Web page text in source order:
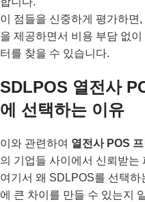
이 점들을 신중하게 평가하면
을 제공하면서 비용 부담 없
터를 찾을 수 있습니다.
SDLPOS 열전사
에 선택하는 이유
이와 관련하여 열전사 POS 프
의 기업들 사이에서 신뢰받는
여기서 왜 SDLPOS를 선택
에 큰 차이를 만들 수 있는지